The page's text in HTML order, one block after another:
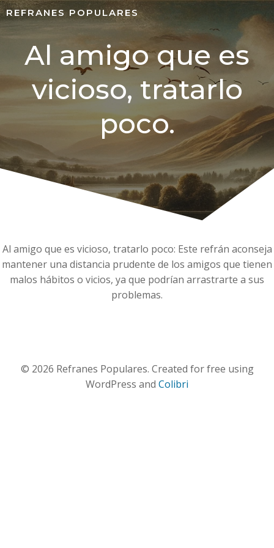
REFRANES POPULARES
Al amigo que es
vicioso, tratarlo
poco.
Al amigo que es vicioso, tratarlo poco: Este refrán aconseja
mantener una distancia prudente de los amigos que tienen
malos hábitos o vicios, ya que podrían arrastrarte a sus
problemas.
© 2026 Refranes Populares. Created for free using
WordPress and Colibri